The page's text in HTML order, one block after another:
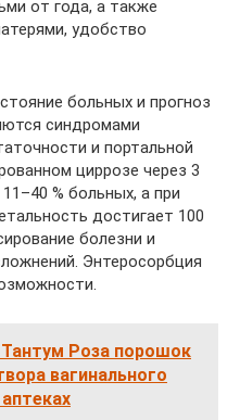
от года, а также
удобство
больных и прогноз
синдромами
и портальной
циррозе через 3
% больных, а при
достигает 100
болезни и
Энтеросорбция
Тантум Роза порошок
вагинального